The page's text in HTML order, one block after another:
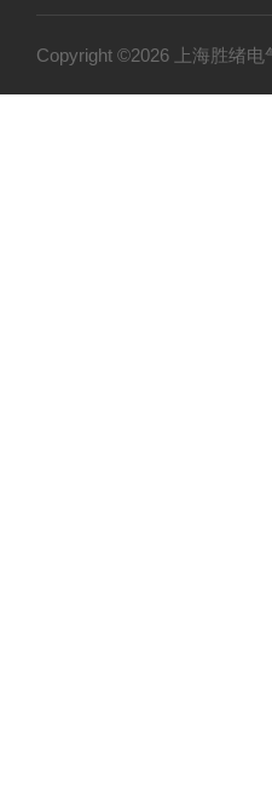
Copyright ©2026 上海胜绪